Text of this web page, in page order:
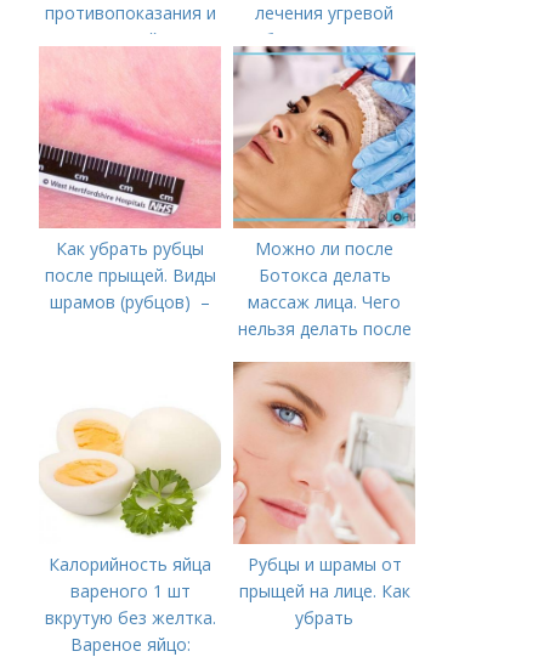
противопоказания и
принцип действия
лечения угревой
болезни (акне)
Как убрать рубцы
после прыщей. Виды
шрамов (рубцов) –
Можно ли после
Ботокса делать
массаж лица. Чего
нельзя делать после
Калорийность яйца
вареного 1 шт
вкрутую без желтка.
Вареное яйцо:
Рубцы и шрамы от
прыщей на лице. Как
убрать